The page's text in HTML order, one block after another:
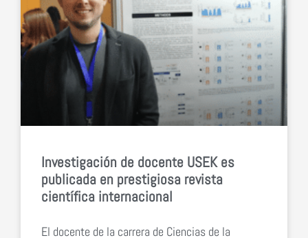
Investigación de docente USEK es
publicada en prestigiosa revista
científica internacional
El docente de la carrera de Ciencias de la